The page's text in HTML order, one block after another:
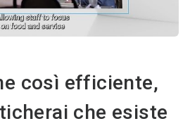
così efficiente,
che esiste